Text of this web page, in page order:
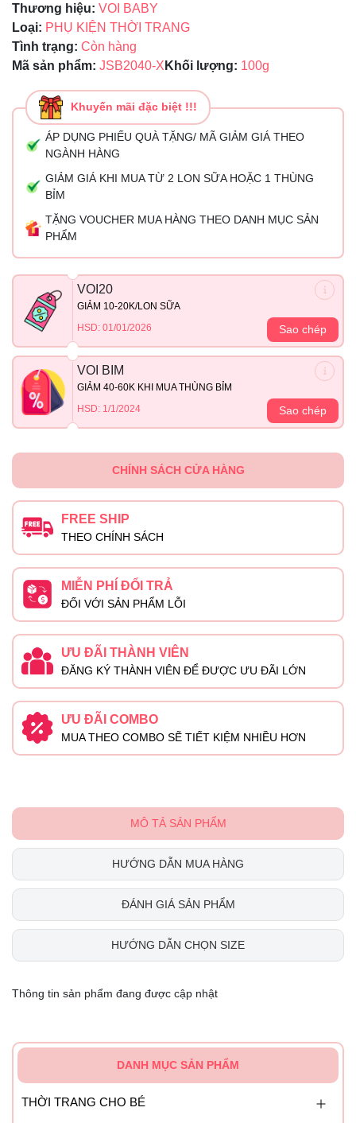
Thương hiệu: VOI BABY
Loại: PHỤ KIỆN THỜI TRANG
Tình trạng: Còn hàng
Mã sản phẩm: JSB2040-X Khối lượng: 100g
Khuyến mãi đặc biệt !!!
ÁP DỤNG PHIẾU QUÀ TẶNG/ MÃ GIẢM GIÁ THEO
NGÀNH HÀNG
GIẢM GIÁ KHI MUA TỪ 2 LON SỮA HOẶC 1 THÙNG
BỈM
TẶNG VOUCHER MUA HÀNG THEO DANH MỤC SẢN
PHẨM
VOI20
GIẢM 10-20K/LON SỮA
HSD: 01/01/2026
Sao chép
VOI BIM
GIẢM 40-60K KHI MUA THÙNG BỈM
HSD: 1/1/2024
Sao chép
CHÍNH SÁCH CỬA HÀNG
FREE SHIP
THEO CHÍNH SÁCH
MIỄN PHÍ ĐỔI TRẢ
ĐỐI VỚI SẢN PHẨM LỖI
ƯU ĐÃI THÀNH VIÊN
ĐĂNG KÝ THÀNH VIÊN ĐỂ ĐƯỢC ƯU ĐÃI LỚN
ƯU ĐÃI COMBO
MUA THEO COMBO SẼ TIẾT KIỆM NHIỀU HƠN
MÔ TẢ SẢN PHẨM
HƯỚNG DẪN MUA HÀNG
ĐÁNH GIÁ SẢN PHẨM
HƯỚNG DẪN CHỌN SIZE
Thông tin sản phẩm đang được cập nhật
DANH MỤC SẢN PHẨM
THỜI TRANG CHO BÉ